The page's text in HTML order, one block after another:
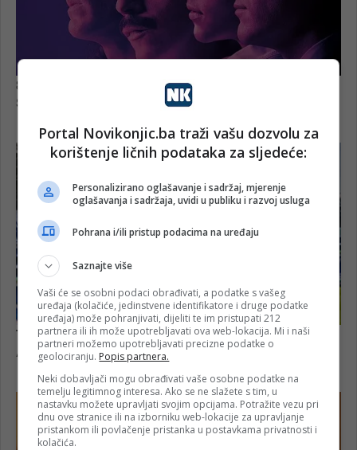
Portal Novikonjic.ba traži vašu dozvolu za
korištenje ličnih podataka za sljedeće:
Personalizirano oglašavanje i sadržaj, mjerenje
oglašavanja i sadržaja, uvidi u publiku i razvoj usluga
Pohrana i/ili pristup podacima na uređaju
Saznajte više
Vaši će se osobni podaci obrađivati, a podatke s vašeg
uređaja (kolačiće, jedinstvene identifikatore i druge podatke
uređaja) može pohranjivati, dijeliti te im pristupati 212
partnera ili ih može upotrebljavati ova web-lokacija. Mi i naši
partneri možemo upotrebljavati precizne podatke o
geolociranju. Popis partnera.
Neki dobavljači mogu obrađivati vaše osobne podatke na
temelju legitimnog interesa. Ako se ne slažete s tim, u
nastavku možete upravljati svojim opcijama. Potražite vezu pri
dnu ove stranice ili na izborniku web-lokacije za upravljanje
pristankom ili povlačenje pristanka u postavkama privatnosti i
kolačića.